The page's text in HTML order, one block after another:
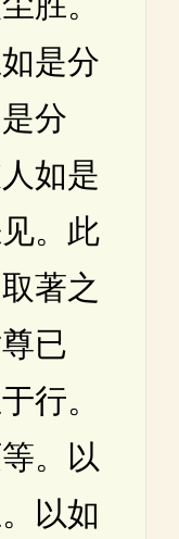
是分
分
如是
。此
著之
已
行。
。以
以如